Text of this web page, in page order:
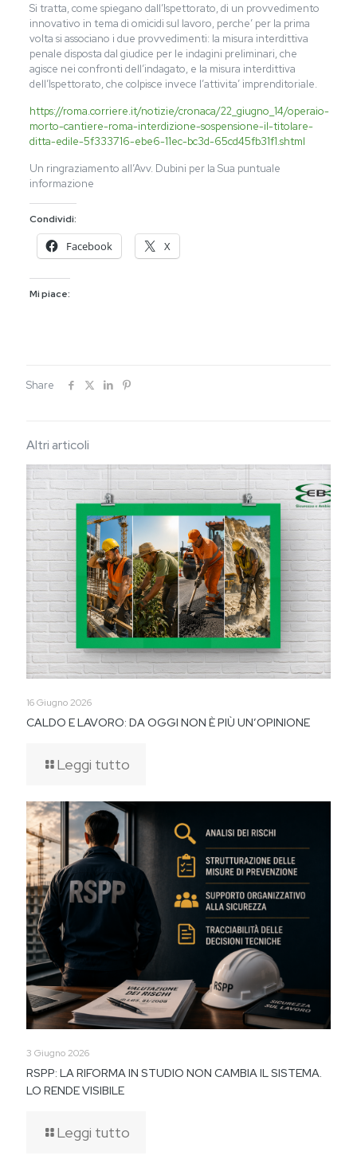
Si tratta, come spiegano dall’Ispettorato, di un provvedimento
innovativo in tema di omicidi sul lavoro, perche’ per la prima
volta si associano i due provvedimenti: la misura interdittiva
penale disposta dal giudice per le indagini preliminari, che
agisce nei confronti dell’indagato, e la misura interdittiva
dell’Ispettorato, che colpisce invece l’attivita’ imprenditoriale.
https://roma.corriere.it/notizie/cronaca/22_giugno_14/operaio-
morto-cantiere-roma-interdizione-sospensione-il-titolare-
ditta-edile-5f333716-ebe6-11ec-bc3d-65cd45fb31f1.shtml
Un ringraziamento all’Avv. Dubini per la Sua puntuale
informazione
Condividi:
Facebook X
Mi piace:
Share
Altri articoli
16 Giugno 2026
CALDO E LAVORO: DA OGGI NON È PIÙ UN’OPINIONE
Leggi tutto
3 Giugno 2026
RSPP: LA RIFORMA IN STUDIO NON CAMBIA IL SISTEMA.
LO RENDE VISIBILE
Leggi tutto